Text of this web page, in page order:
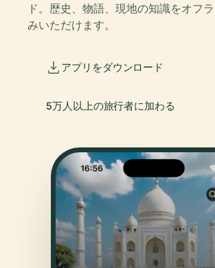
ド。歴史、物語、現地の知識をオフ
みいただけます。
アプリをダウンロード
5万人以上の旅行者に加わる